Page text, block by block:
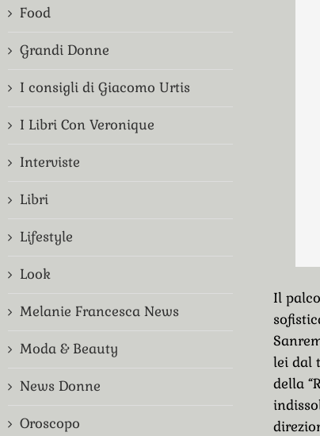
Il
lei dal
della
Food
Grandi Donne
I consigli di Giacomo Urtis
I Libri Con Veronique
Interviste
Libri
Lifestyle
Look
Melanie Francesca News
Moda & Beauty
News Donne
Oroscopo